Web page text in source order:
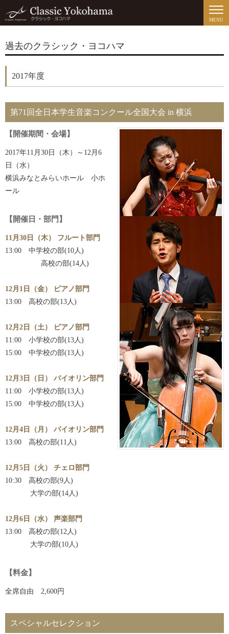
MENU
過去のクラシック・ヨコハマ
2017年度
第71回全日本学生音楽コンクール全国大会 in 横浜
【開催期間・会場】
2017年11月30日（木）～12月6
日（水）
横浜みなとみらいホール 小ホ
ール
【開催日・部門】
11月30日（木） フルート部門
13:00 中学校の部(10人)
高校の部(14人)
12月1日（金） ピアノ部門
13:00 高校の部(13人)
12月2日（土） ピアノ部門
11:00 小学校の部(13人)
15:00 中学校の部(13人)
12月3日（日） バイオリン部門
11:00 小学校の部(13人)
15:00 中学校の部(13人)
12月4日（月） バイオリン部門
13:00 高校の部(11人)
12月5日（火） チェロ部門
10:30 高校の部(9人)
大学の部(14人)
12月6日（水） 声楽部門
13:00 高校の部(12人)
大学の部(10人)
【料金】
全席自由 2,600円
スペシャルセレクション